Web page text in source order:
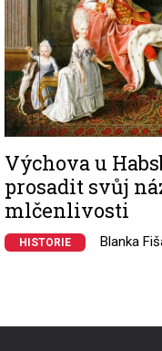
Výchova u
prosadit svůj
mlčenlivosti
HISTORIE Blanka